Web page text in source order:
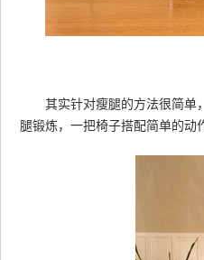
其实针对瘦腿的方法很简单，
腿锻炼，一把椅子搭配简单的动